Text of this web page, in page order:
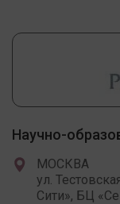
Научно-
МОСКВА
ул.
Сити», БЦ